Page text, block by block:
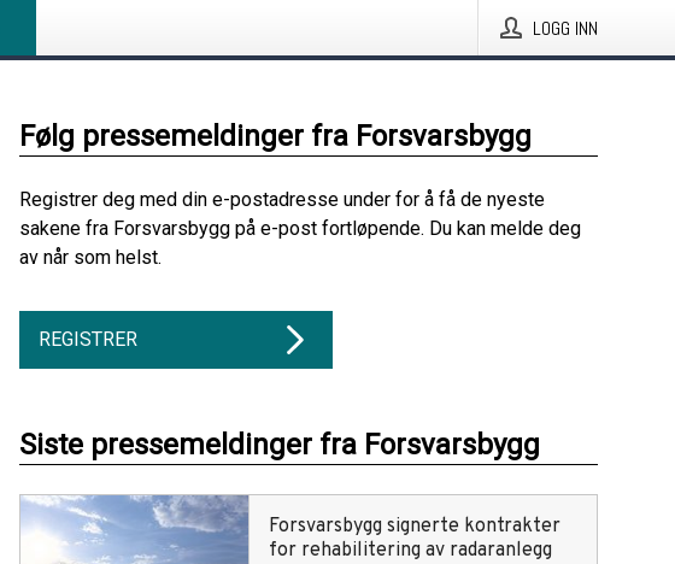
LOGG INN
Følg pressemeldinger fra Forsvarsbygg
Registrer deg med din e-postadresse under for å få de nyeste
sakene fra Forsvarsbygg på e-post fortløpende. Du kan melde deg
av når som helst.
REGISTRER
Siste pressemeldinger fra Forsvarsbygg
Forsvarsbygg signerte kontrakter
for rehabilitering av radaranlegg